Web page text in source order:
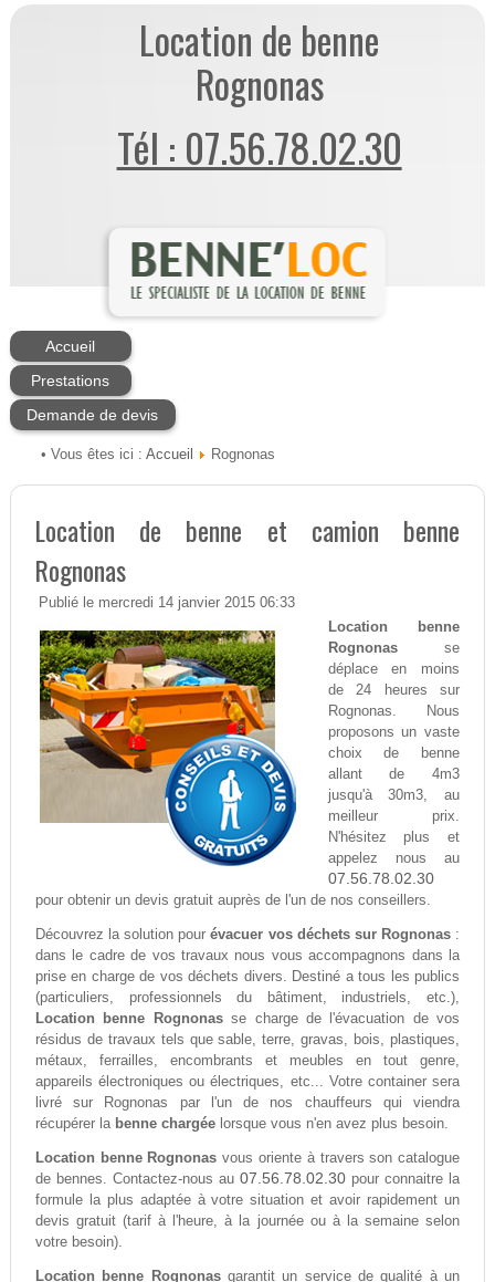
Location de benne
Rognonas
Tél : 07.56.78.02.30
Accueil
Prestations
Demande de devis
• Vous êtes ici : Accueil Rognonas
Location de benne et camion benne
Rognonas
Publié le mercredi 14 janvier 2015 06:33
Location benne
Rognonasse
déplace en moins
de 24 heures sur
Rognonas. Nous
proposons un vaste
choix de benne
allant de 4m3
jusqu'à 30m3, au
meilleur prix.
N'hésitez plus et
appelez nous au
07.56.78.02.30
pour obtenir un devis gratuit auprès de l'un de nos conseillers.
Découvrez la solution pourévacuer vos déchets sur Rognonas:
dans le cadre de vos travaux nous vous accompagnons dans la
prise en charge de vos déchets divers. Destiné a tous les publics
(particuliers, professionnels du bâtiment, industriels, etc.),
Location benne Rognonasse charge de l'évacuation de vos
résidus de travaux tels que sable, terre, gravas, bois, plastiques,
métaux, ferrailles, encombrants et meubles en tout genre,
appareils électroniques ou électriques, etc... Votre container sera
livré sur Rognonas par l'un de nos chauffeurs qui viendra
récupérer la benne chargéelorsque vous n'en avez plus besoin.
Location benne Rognonas vous oriente à travers son catalogue
de bennes. Contactez-nous au 07.56.78.02.30 pour connaitre la
formule la plus adaptée à votre situation et avoir rapidement un
devis gratuit (tarif à l'heure, à la journée ou à la semaine selon
votre besoin).
Location benne Rognonasgarantit un service de qualité à un